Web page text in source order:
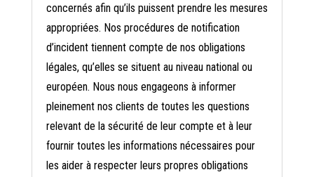
concernés afin qu’ils puissent prendre les mesures
appropriées. Nos procédures de notification
d’incident tiennent compte de nos obligations
légales, qu’elles se situent au niveau national ou
européen. Nous nous engageons à informer
pleinement nos clients de toutes les questions
relevant de la sécurité de leur compte et à leur
fournir toutes les informations nécessaires pour
les aider à respecter leurs propres obligations